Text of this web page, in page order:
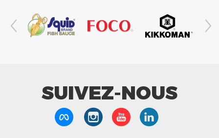
SUIVEZ-NOUS